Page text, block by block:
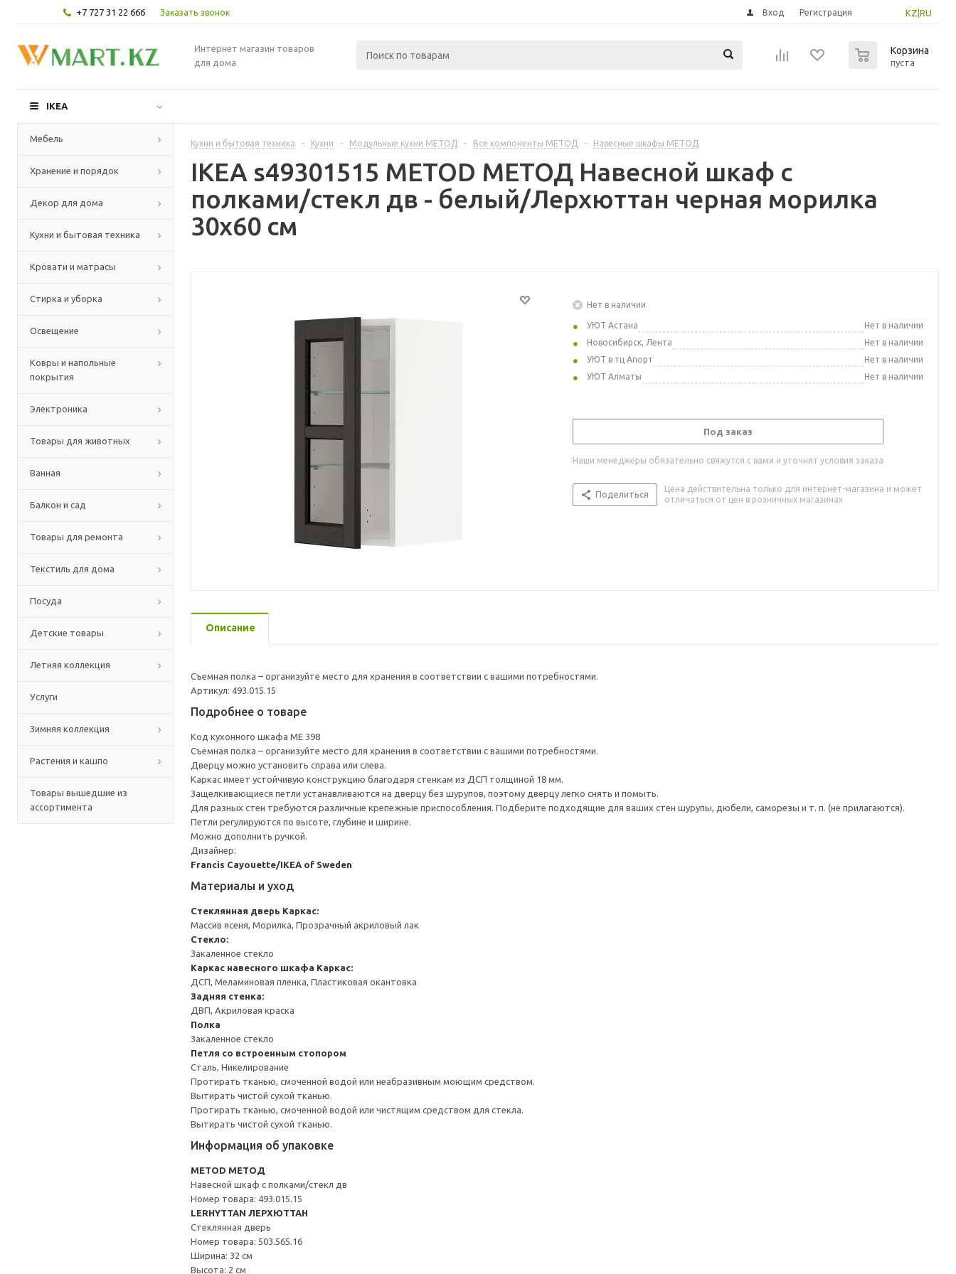
+7 727 31 22 666 Заказать звонок KZ RU
Вход Регистрация
Интернет магазин товаров
для дома
Корзина
пуста
IKEA
Мебель
Хранение и порядок
Декор для дома
Кухни и бытовая техника
Кровати и матрасы
Стирка и уборка
Освещение
Ковры и напольные
покрытия
Электроника
Товары для животных
Ванная
Балкон и сад
Товары для ремонта
Текстиль для дома
Посуда
Детские товары
Летняя коллекция
Услуги
Зимняя коллекция
Растения и кашпо
Товары вышедшие из
ассортимента
Кухни и бытовая техника - Кухни - Модульные кухни МЕТОД - Все компоненты МЕТОД - Навесные шкафы МЕТОД
IKEA s49301515 METOD МЕТОД Навесной шкаф с
полками/стекл дв - белый/Лерхюттан черная морилка
30x60 см
Нет в наличии
УЮТ Астана
Нет в наличии
Новосибирск, Лента
Нет в наличии
УЮТ в тц Апорт
Нет в наличии
УЮТ Алматы
Нет в наличии
Под заказ
Наши менеджеры обязательно свяжутся с вами и уточнят условия заказа
Поделиться
Цена действительна только для интернет-магазина и может
отличаться от цен в розничных магазинах
Описание
Съемная полка – организуйте место для хранения в соответствии с вашими потребностями.
Артикул: 493.015.15
Подробнее о товаре
Код кухонного шкафа ME 398
Съемная полка – организуйте место для хранения в соответствии с вашими потребностями.
Дверцу можно установить справа или слева.
Каркас имеет устойчивую конструкцию благодаря стенкам из ДСП толщиной 18 мм.
Защелкивающиеся петли устанавливаются на дверцу без шурупов, поэтому дверцу легко снять и помыть.
Для разных стен требуются различные крепежные приспособления. Подберите подходящие для ваших стен шурупы, дюбели, саморезы и т. п. (не прилагаются).
Петли регулируются по высоте, глубине и ширине.
Можно дополнить ручкой.
Дизайнер:
Francis Cayouette/IKEA of Sweden
Материалы и уход
Стеклянная дверь Каркас:
Массив ясеня, Морилка, Прозрачный акриловый лак
Стекло:
Закаленное стекло
Каркас навесного шкафа Каркас:
ДСП, Меламиновая пленка, Пластиковая окантовка
Задняя стенка:
ДВП, Акриловая краска
Полка
Закаленное стекло
Петля со встроенным стопором
Сталь, Никелирование
Протирать тканью, смоченной водой или неабразивным моющим средством.
Вытирать чистой сухой тканью.
Протирать тканью, смоченной водой или чистящим средством для стекла.
Вытирать чистой сухой тканью.
Информация об упаковке
METOD МЕТОД
Навесной шкаф с полками/стекл дв
Номер товара: 493.015.15
LERHYTTAN ЛЕРХЮТТАН
Стеклянная дверь
Номер товара: 503.565.16
Ширина: 32 см
Высота: 2 см